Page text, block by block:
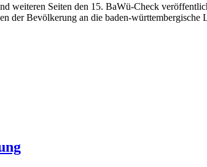
weiteren Seiten den 15. BaWü-Check
der Bevölkerung an die baden-württembergische